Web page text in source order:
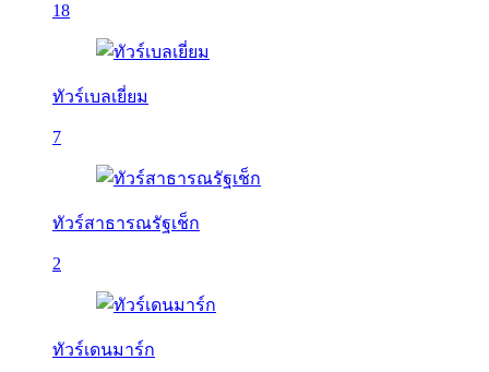
18
ทัวร์เบลเยี่ยม
7
ทัวร์สาธารณรัฐเช็ก
2
ทัวร์เดนมาร์ก